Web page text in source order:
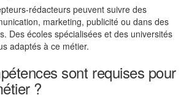
rédacteurs peuvent suivre des
marketing, publicité ou dans des
Des écoles spécialisées et des universités
adaptés à ce métier.
sont requises pour
?